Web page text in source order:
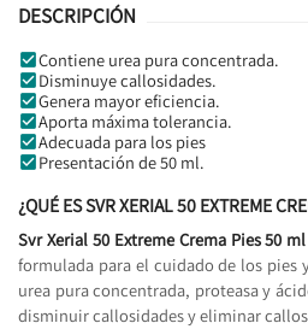
DESCRIPCIÓN
Contiene urea pura concentrada.
Disminuye callosidades.
Genera mayor eficiencia.
Aporta máxima tolerancia.
Adecuada para los pies
Presentación de 50 ml.
¿QUÉ ES SVR XERIAL 50 EXTREME
Svr Xerial 50 Extreme Crema Pies 50 ml
formulada para el cuidado de los pies
urea pura concentrada, proteasa y
disminuir callosidades y eliminar